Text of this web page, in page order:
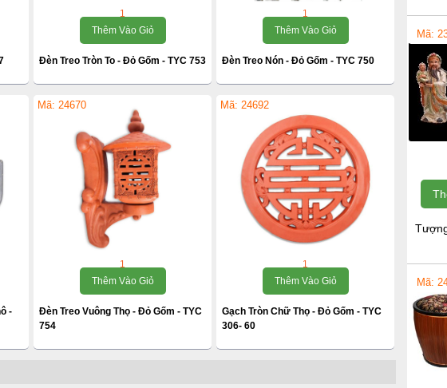
1
Thêm Vào Giỏ
Đèn Treo Tròn To - Đỏ Gốm - TYC 753
1
Thêm Vào Giỏ
Đèn Treo Nón - Đỏ Gốm - TYC 750
-
Mã: 24670
1
Thêm Vào Giỏ
Đèn Treo Vuông Thọ - Đỏ Gốm - TYC
754
Mã: 24692
1
Thêm Vào Giỏ
Gạch Tròn Chữ Thọ - Đỏ Gốm - TYC
306- 60
Mã:
Mã: